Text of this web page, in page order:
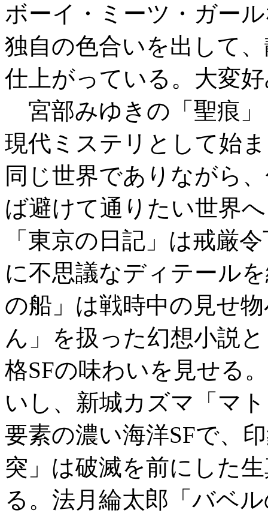
ボーイ・ミーツ・ガー
独自の色合いを出して
仕上がっている。大変
宮部みゆきの「聖痕
現代ミステリとして始
同じ世界でありながら
ば避けて通りたい世界
「東京の日記」は戒厳
に不思議なディテール
の船」は戦時中の見せ
ん」を扱った幻想小説
格SFの味わいを見せる
いし、新城カズマ「マ
要素の濃い海洋SFで、
突」は破滅を前にした
る。法月綸太郎「バベ